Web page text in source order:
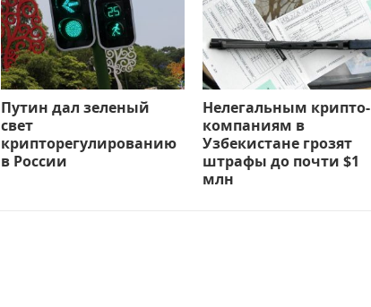
Путин дал зеленый
свет
крипторегулированию
в России
Нелегальным крипто-
компаниям в
Узбекистане грозят
штрафы до почти $1
млн